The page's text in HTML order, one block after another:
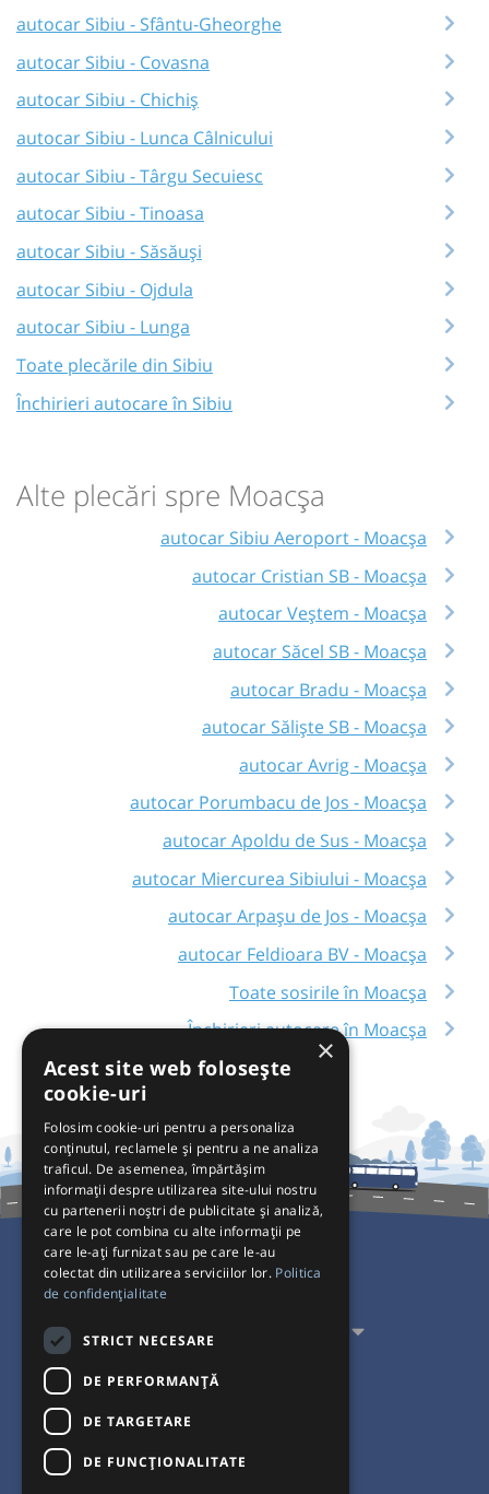
autocar Sibiu - Sfântu-Gheorghe
autocar Sibiu - Covasna
autocar Sibiu - Chichiș
autocar Sibiu - Lunca Câlnicului
autocar Sibiu - Târgu Secuiesc
autocar Sibiu - Tinoasa
autocar Sibiu - Săsăuși
autocar Sibiu - Ojdula
autocar Sibiu - Lunga
Toate plecările din Sibiu
Închirieri autocare în Sibiu
Alte plecări spre Moacșa
autocar Sibiu Aeroport - Moacșa
autocar Cristian SB - Moacșa
autocar Veștem - Moacșa
autocar Săcel SB - Moacșa
autocar Bradu - Moacșa
autocar Săliște SB - Moacșa
autocar Avrig - Moacșa
autocar Porumbacu de Jos - Moacșa
autocar Apoldu de Sus - Moacșa
autocar Miercurea Sibiului - Moacșa
autocar Arpașu de Jos - Moacșa
autocar Feldioara BV - Moacșa
Toate sosirile în Moacșa
Închirieri autocare în Moacșa
Pentru Călători
Pentru Transportatori
Interacționăm
Acceptăm plăți cu
×
Acest site web folosește
cookie-uri
Folosim cookie-uri pentru a personaliza
conținutul, reclamele și pentru a ne analiza
traficul. De asemenea, împărtășim
informații despre utilizarea site-ului nostru
cu partenerii noștri de publicitate și analiză,
care le pot combina cu alte informații pe
care le-ați furnizat sau pe care le-au
colectat din utilizarea serviciilor lor. Politica
de confidențialitate
STRICT NECESARE
DE PERFORMANȚĂ
DE TARGETARE
DE FUNCŢIONALITATE